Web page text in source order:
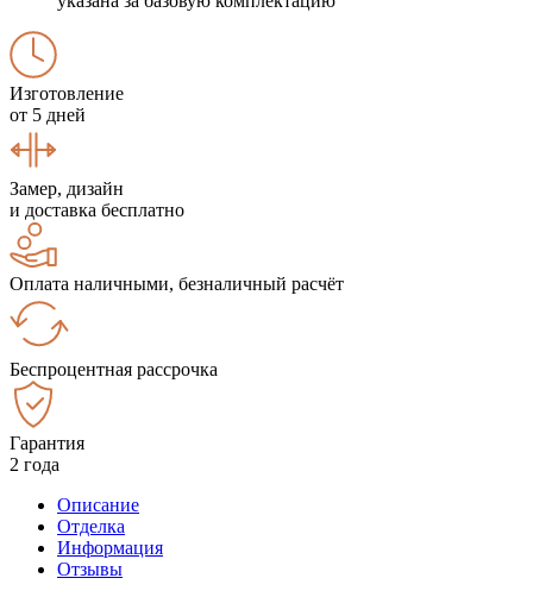
Изготовление
от 5 дней
Замер, дизайн
и доставка бесплатно
Оплата наличными, безналичный расчёт
Беспроцентная рассрочка
Гарантия
2 года
Описание
Отделка
Информация
Отзывы